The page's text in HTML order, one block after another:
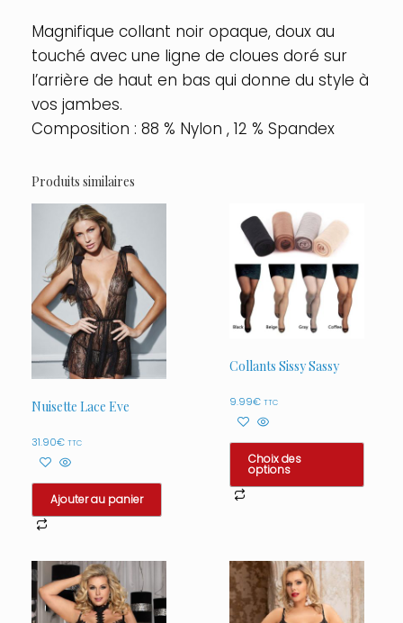
Noir
Magnifique collant noir opaque, doux au
touché avec une ligne de cloues doré sur
l’arrière de haut en bas qui donne du style à
vos jambes.
Composition : 88 % Nylon , 12 % Spandex
Produits similaires
Nuisette Lace Eve
31.90€ TTC
Ajouter au panier
Collants Sissy Sassy
9.99€ TTC
Choix des
options
variations.
Les
options
peuvent